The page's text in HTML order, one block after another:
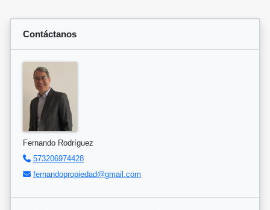
Contáctanos
Fernando Rodríguez
573206974428
fernandopropiedad@gmail.com